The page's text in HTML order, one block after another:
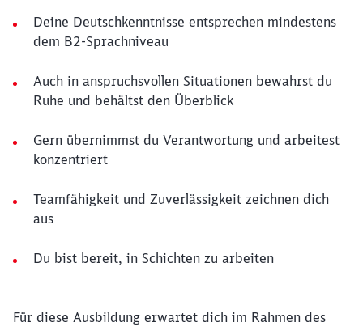
Deine Deutschkenntnisse entsprechen mindestens
dem B2-Sprachniveau
Auch in anspruchsvollen Situationen bewahrst du
Ruhe und behältst den Überblick
Gern übernimmst du Verantwortung und arbeitest
konzentriert
Teamfähigkeit und Zuverlässigkeit zeichnen dich
aus
Du bist bereit, in Schichten zu arbeiten
Für diese Ausbildung erwartet dich im Rahmen des